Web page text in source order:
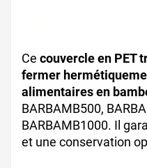
Ce couvercle en PET
fermer
alimentaires en
BARBAMB500,
BARBAMB1000. Il
et une conservation